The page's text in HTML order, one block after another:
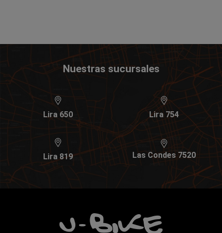
Nuestras sucursales
Lira 650 Lira 754
Lira 819 Las Condes 7520